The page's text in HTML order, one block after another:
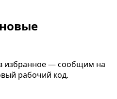
избранное — сообщим на
рабочий код.